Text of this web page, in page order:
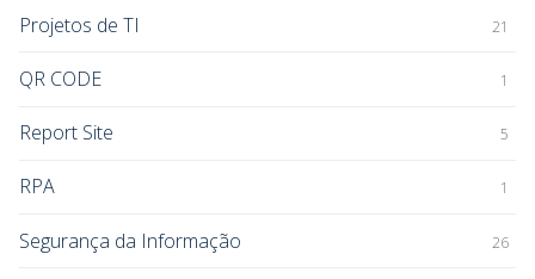
Projetos de TI 21
QR CODE 1
Report Site 5
RPA 1
Segurança da Informação 26